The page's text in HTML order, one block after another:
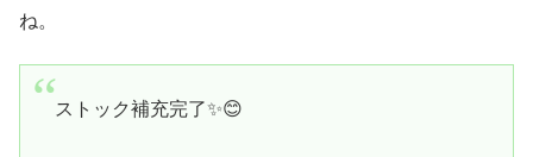
ね。
ストック補充完了✨😊